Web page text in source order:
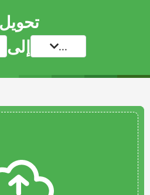
تحويل
... إلى